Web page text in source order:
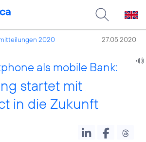
2020 27.05.2020
als mobile Bank:
startet mit
in die Zukunft